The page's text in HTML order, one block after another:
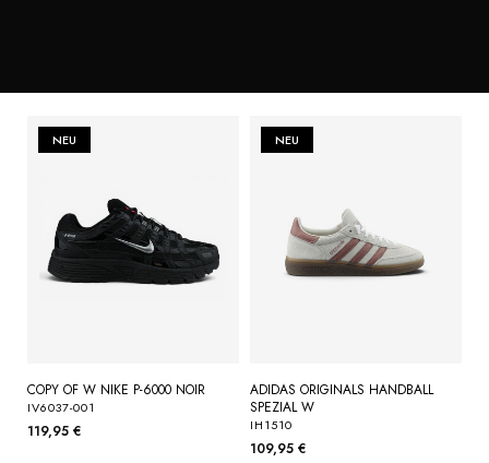
COPY OF W NIKE P-6000 NOIR
IV6037-001
119,95 €
NEU
ADIDAS ORIGINALS HANDBALL
SPEZIAL W
IH1510
109,95 €
NEU